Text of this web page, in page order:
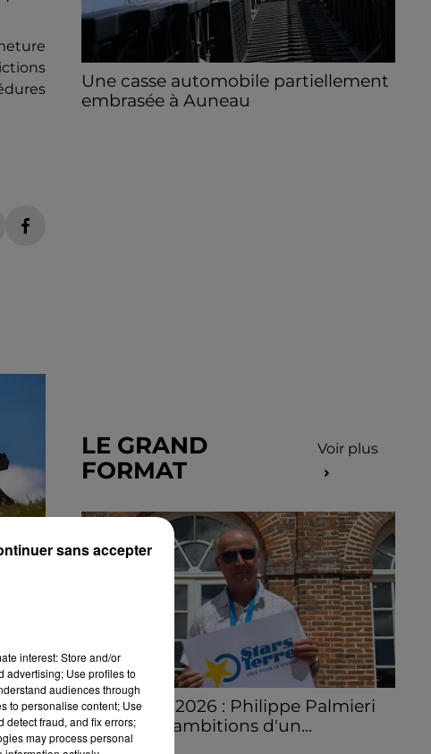
Une casse automobile partiellement
embrasée à Auneau
LE GRAND
FORMAT
Voir plus
Stars'Terre 2026 : Philippe Palmieri
dévoile les ambitions d'un...
À quelques semaines de la première
interest: Store and/or
advertising; Use profiles to
audiences through
to personalise content; Use
detect fraud, and fix errors;
may process personal
sans accepter